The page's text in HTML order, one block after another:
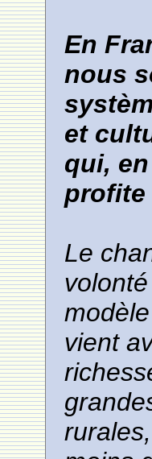
En
nous
et
qui,
profite
Le
vient